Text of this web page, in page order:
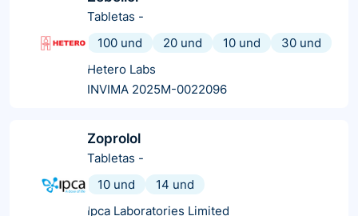
Tabletas -
100 und
20 und 10 und
30 und
Hetero Labs
INVIMA 2025M-0022096
Zoprolol
Tabletas -
10 und
14 und
Ipca Laboratories Limited